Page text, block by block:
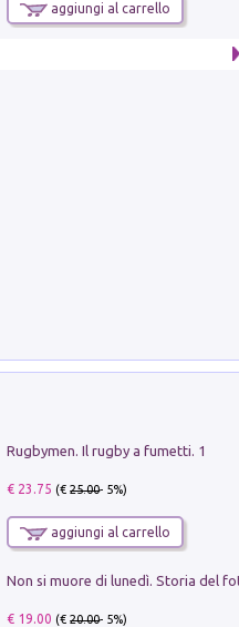
aggiungi al carrello
Rugbymen. Il rugby a fumetti. 1
€ 23.75 (€25.00- 5%)
aggiungi al carrello
€ 19.00 (€20.00- 5%)